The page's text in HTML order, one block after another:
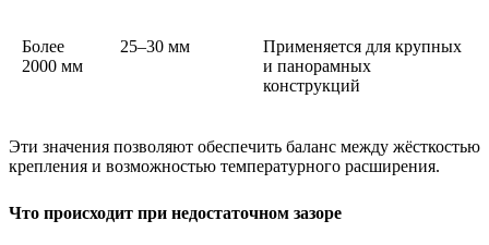
Более
2000 мм
25–30 мм
Применяется для крупных
и панорамных
конструкций
Эти значения позволяют обеспечить баланс между жёсткостью
крепления и возможностью температурного расширения.
Что происходит при недостаточном зазоре